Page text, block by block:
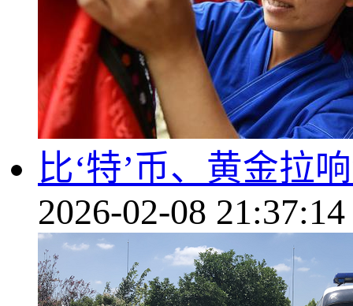
比‘特’币、黄金拉
2026-02-08 21:37:14